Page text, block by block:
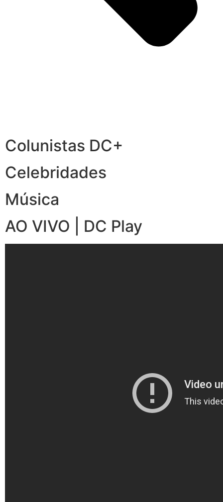
Colunistas DC+
Celebridades
Música
AO VIVO | DC Play